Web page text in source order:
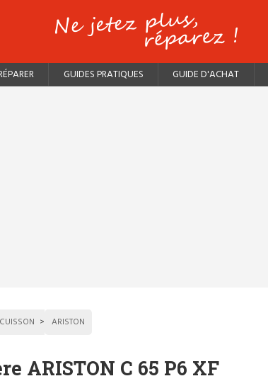
GUIDES PRATIQUES GUIDE D'ACHAT
ARISTON
ARISTON C 65 P6 XF